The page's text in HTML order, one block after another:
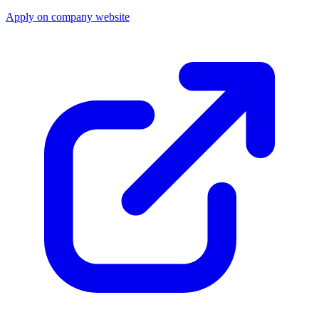
Apply on company website